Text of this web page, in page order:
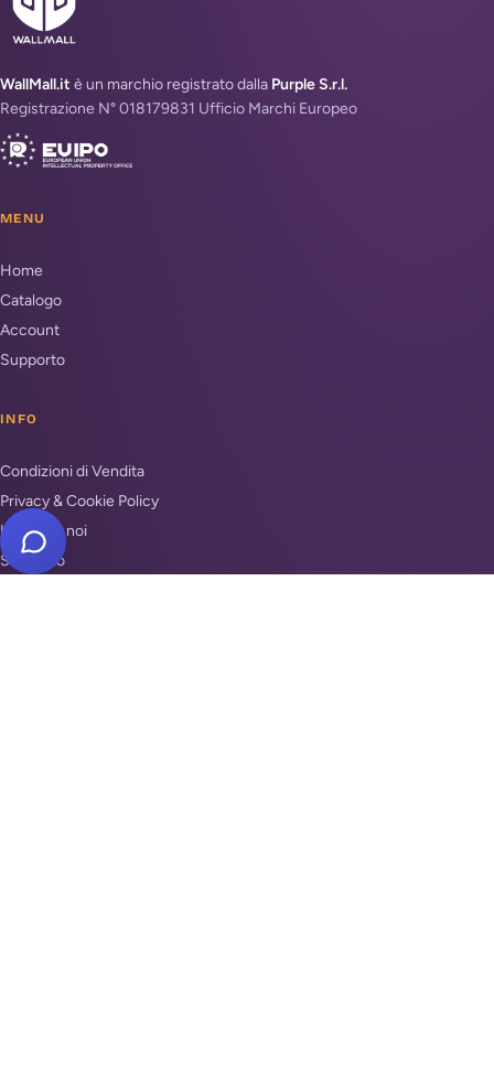
WallMall.it è un marchio registrato dalla Purple S.r.l.
Registrazione N° 018179831 Ufficio Marchi Europeo
MENU
Home
Catalogo
Account
Supporto
INFO
Condizioni di Vendita
Privacy & Cookie Policy
Unisciti a noi
Supporto